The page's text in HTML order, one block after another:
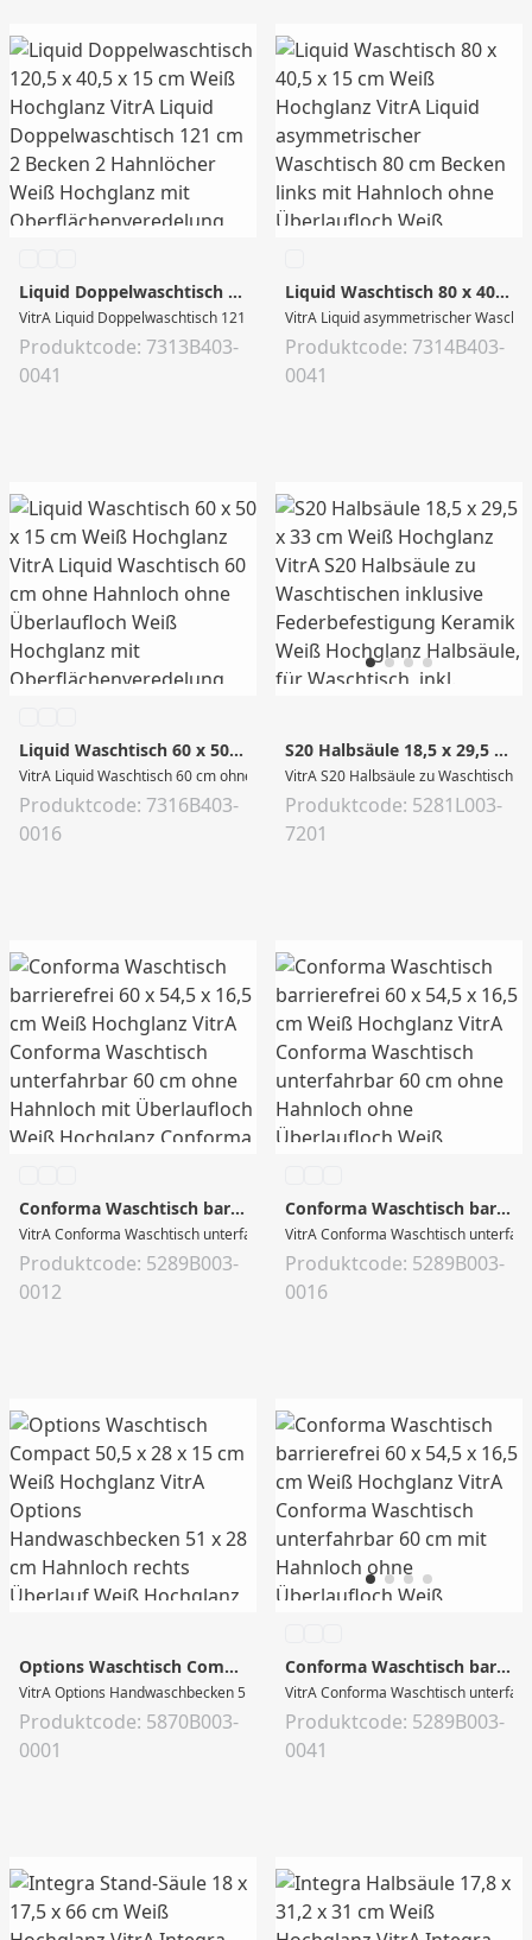
Liquid Doppelwaschtisch 120,5 x 40,5 x 15 cm Weiß Hochglanz
Produktcode: 7313B403-
0041
Liquid Waschtisch 80 x 40,5 x 15 cm Weiß Hochglanz
Produktcode: 7314B403-
0041
Liquid Waschtisch 60 x 50 x 15 cm Weiß Hochglanz
VitrA Liquid Waschtisch 60 cm ohne Hahnloch ohne Überlaufloch Weiß
Produktcode: 7316B403-
0016
S20 Halbsäule 18,5 x 29,5 x 33 cm Weiß Hochglanz
VitrA S20 Halbsäule zu
Produktcode: 5281L003-
7201
Conforma Waschtisch barrierefrei 60 x 54,5 x 16,5 cm Weiß Hochglanz
VitrA Conforma Waschtisch unterfahrbar 60 cm ohne Hahnloch mit
Produktcode: 5289B003-
0012
Conforma Waschtisch barrierefrei 60 x 54,5 x 16,5 cm Weiß Hochglanz
VitrA Conforma Waschtisch
Produktcode: 5289B003-
0016
Options Waschtisch Compact 50,5 x 28 x 15 cm Weiß Hochglanz
VitrA Options Handwaschbecken 51 x 28 cm Hahnloch rechts Überlauf
Produktcode: 5870B003-
0001
Conforma Waschtisch barrierefrei 60 x 54,5 x 16,5 cm Weiß Hochglanz
VitrA Conforma Waschtisch
Produktcode: 5289B003-
0041